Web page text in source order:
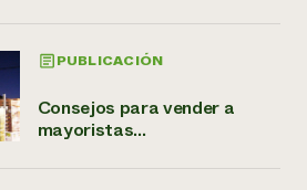
PUBLICACIÓN
Consejos para vender a
mayoristas...